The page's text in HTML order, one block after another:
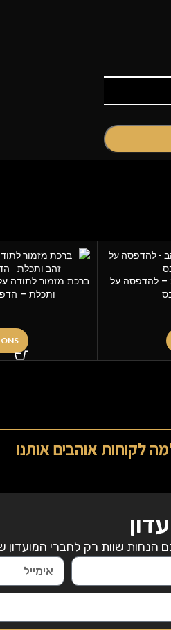
– להדפסה על
ברכת מזמור לתודה
ותכלת –
לקוחות אוהבים אותנו
הנחות שוות רק לחברי המועדון